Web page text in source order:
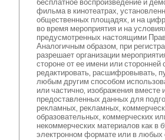
бесплатное воспроизведение и
фильма в кинотеатрах,
общественных площадях, и на
во время мероприятия и на
предусмотренных настоящими
Аналогичным образом, при
разрешает организации
стороне от ее имени или сторонней
редактировать, расшифровывать,
любым другим способом
или частично, изображения вместе
предоставленных данных для
рекламных, рекламных,
образовательных, коммерческих
некоммерческих материалов как в
электронном формате или в любых